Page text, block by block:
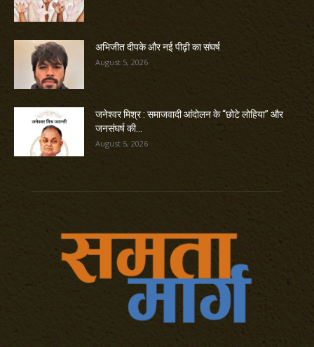
अभिजीत दीपके और नई पीढ़ी का संघर्ष
August 5, 2026
जनेश्वर मिश्र : समाजवादी आंदोलन के “छोटे लोहिया” और
जनसंघर्ष की...
August 5, 2026